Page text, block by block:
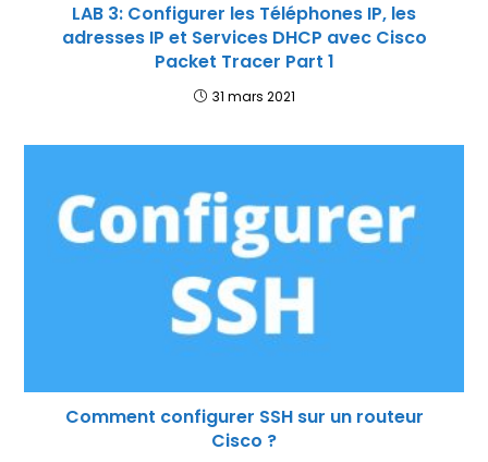
LAB 3: Configurer les Téléphones IP, les
adresses IP et Services DHCP avec Cisco
Packet Tracer Part 1
31 mars 2021
Comment configurer SSH sur un routeur
Cisco ?